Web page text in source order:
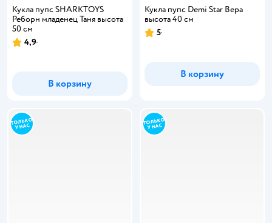
Кукла пупс SHARKTOYS
Реборн младенец Таня высота
50 см
Рейтинг:
4,9
В корзину
Кукла пупс Demi Star Вера
высота 40 см
Рейтинг:
5
В корзину